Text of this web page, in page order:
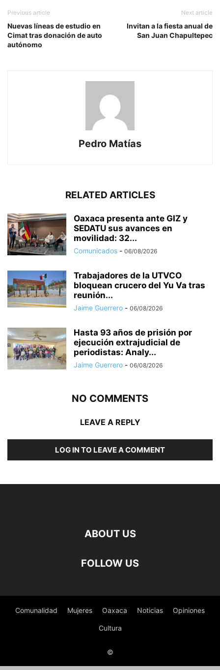
Previous article
Nuevas líneas de estudio en
Cimat tras donación de auto
autónomo
Next article
Invitan a la fiesta anual de
San Juan Chapultepec
Pedro Matías
RELATED ARTICLES
Oaxaca presenta ante GIZ y
SEDATU sus avances en
movilidad: 32...
Comunicados - 06/08/2026
Trabajadores de la UTVCO
bloquean crucero del Yu Va tras
reunión...
Jaime Guerrero - 06/08/2026
Hasta 93 años de prisión por
ejecución extrajudicial de
periodistas: Analy...
Jaime Guerrero - 06/08/2026
NO COMMENTS
LEAVE A REPLY
LOG IN TO LEAVE A COMMENT
ABOUT US
FOLLOW US
Comunalidad Mujeres Oaxaca Noticias Opiniones
Cultura
©